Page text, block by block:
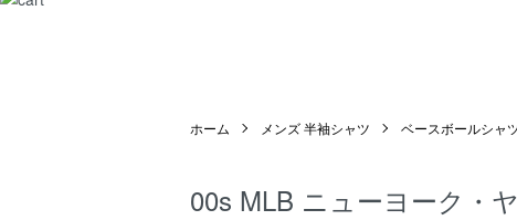
ホーム メンズ 半袖シャツ ベースボールシャ
00s MLB ニューヨーク・